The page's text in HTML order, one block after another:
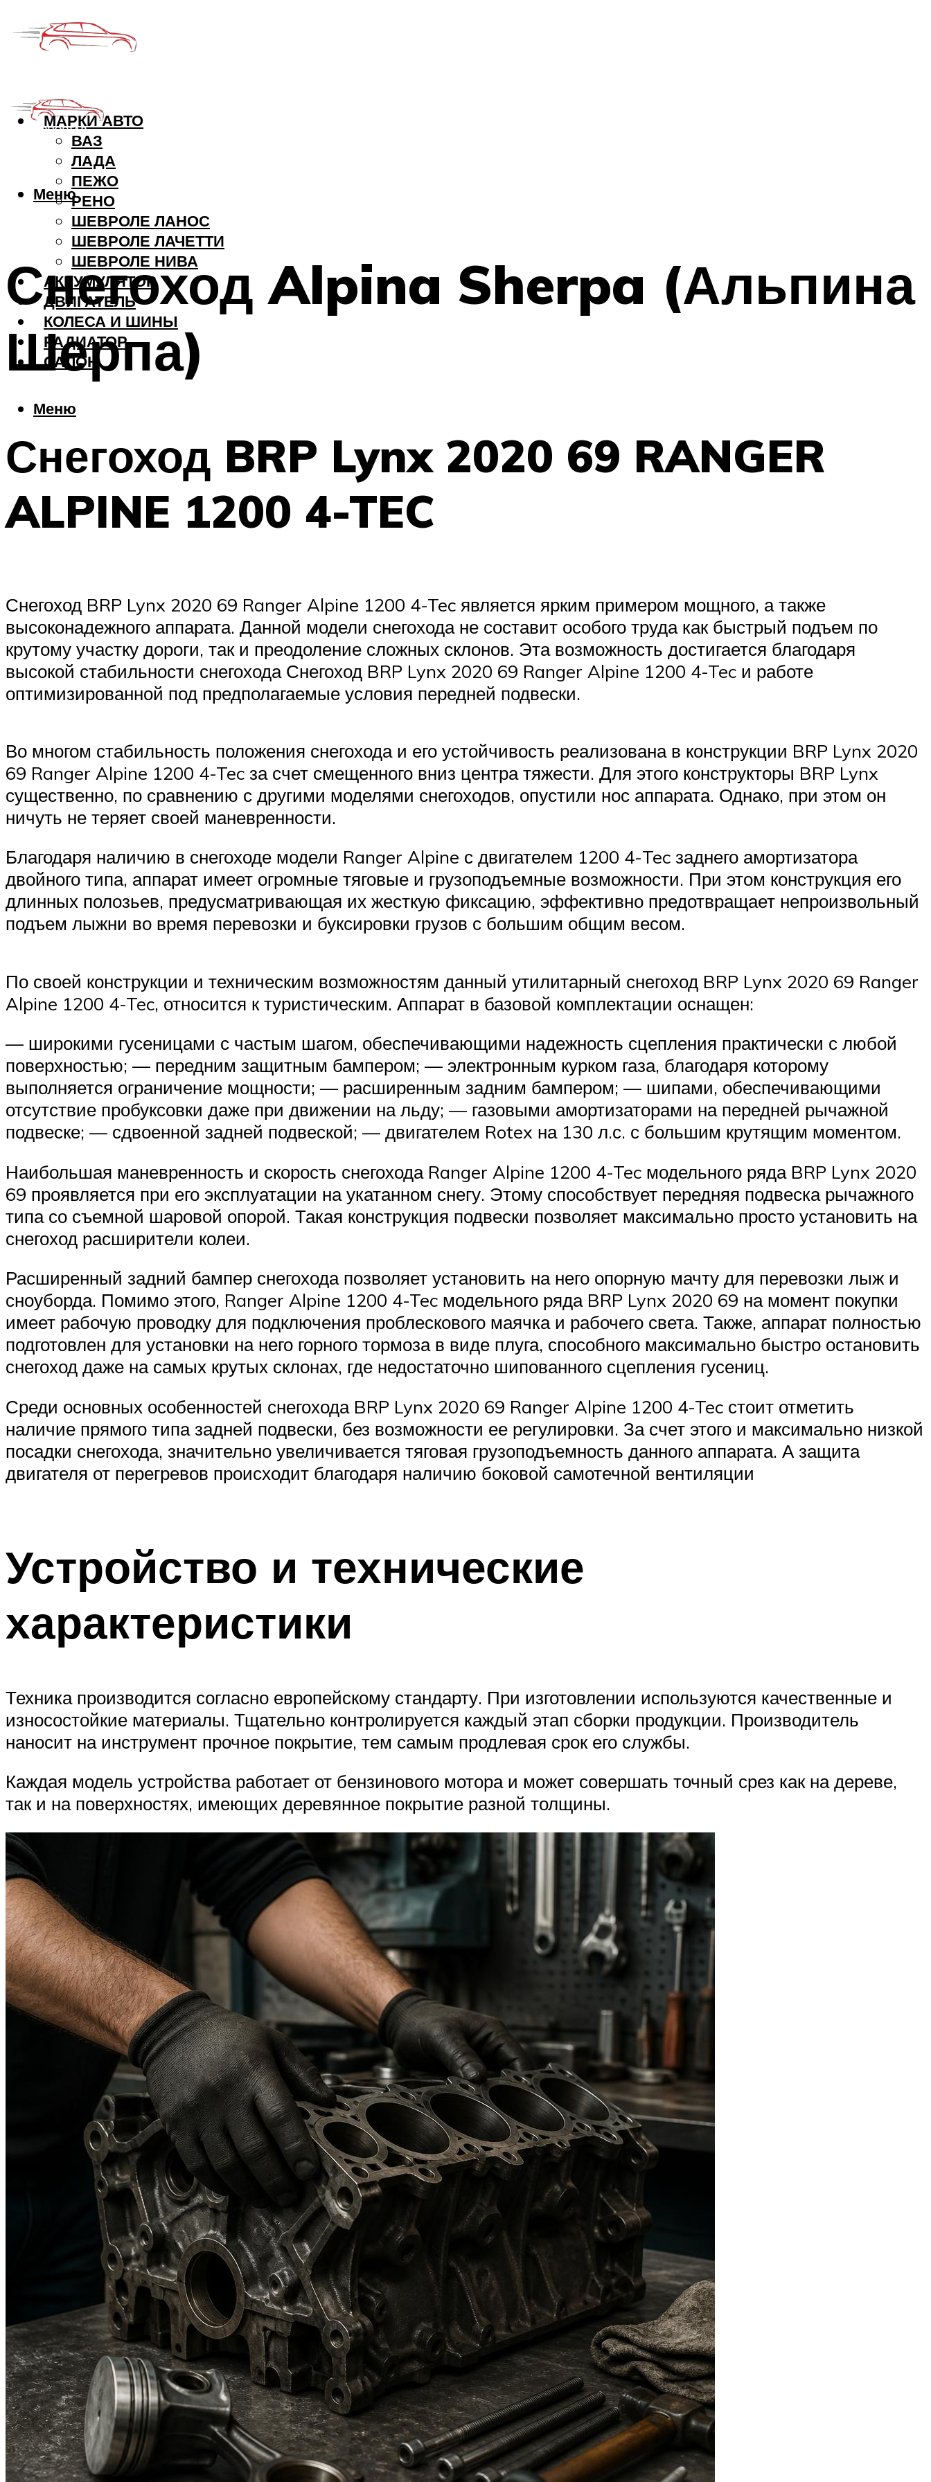
МАРКИ АВТО
ВАЗ
ЛАДА
ПЕЖО
РЕНО
ШЕВРОЛЕ ЛАНОС
ШЕВРОЛЕ ЛАЧЕТТИ
ШЕВРОЛЕ НИВА
АККУМУЛЯТОР
ДВИГАТЕЛЬ
КОЛЕСА И ШИНЫ
РАДИАТОР
САЛОН
Меню
Меню
Снегоход Alpina Sherpa (Альпина
Шерпа)
Снегоход BRP Lynx 2020 69 RANGER
ALPINE 1200 4-TEC
Снегоход BRP Lynx 2020 69 Ranger Alpine 1200 4-Tec является ярким примером мощного, а также
высоконадежного аппарата. Данной модели снегохода не составит особого труда как быстрый подъем по
крутому участку дороги, так и преодоление сложных склонов. Эта возможность достигается благодаря
высокой стабильности снегохода Снегоход BRP Lynx 2020 69 Ranger Alpine 1200 4-Tec и работе
оптимизированной под предполагаемые условия передней подвески.
Во многом стабильность положения снегохода и его устойчивость реализована в конструкции BRP Lynx 2020
69 Ranger Alpine 1200 4-Tec за счет смещенного вниз центра тяжести. Для этого конструкторы BRP Lynx
существенно, по сравнению с другими моделями снегоходов, опустили нос аппарата. Однако, при этом он
ничуть не теряет своей маневренности.
Благодаря наличию в снегоходе модели Ranger Alpine с двигателем 1200 4-Tec заднего амортизатора
двойного типа, аппарат имеет огромные тяговые и грузоподъемные возможности. При этом конструкция его
длинных полозьев, предусматривающая их жесткую фиксацию, эффективно предотвращает непроизвольный
подъем лыжни во время перевозки и буксировки грузов с большим общим весом.
По своей конструкции и техническим возможностям данный утилитарный снегоход BRP Lynx 2020 69 Ranger
Alpine 1200 4-Tec, относится к туристическим. Аппарат в базовой комплектации оснащен:
— широкими гусеницами с частым шагом, обеспечивающими надежность сцепления практически с любой
поверхностью; — передним защитным бампером; — электронным курком газа, благодаря которому
выполняется ограничение мощности; — расширенным задним бампером; — шипами, обеспечивающими
отсутствие пробуксовки даже при движении на льду; — газовыми амортизаторами на передней рычажной
подвеске; — сдвоенной задней подвеской; — двигателем Rotex на 130 л.с. с большим крутящим моментом.
Наибольшая маневренность и скорость снегохода Ranger Alpine 1200 4-Tec модельного ряда BRP Lynx 2020
69 проявляется при его эксплуатации на укатанном снегу. Этому способствует передняя подвеска рычажного
типа со съемной шаровой опорой. Такая конструкция подвески позволяет максимально просто установить на
снегоход расширители колеи.
Расширенный задний бампер снегохода позволяет установить на него опорную мачту для перевозки лыж и
сноуборда. Помимо этого, Ranger Alpine 1200 4-Tec модельного ряда BRP Lynx 2020 69 на момент покупки
имеет рабочую проводку для подключения проблескового маячка и рабочего света. Также, аппарат полностью
подготовлен для установки на него горного тормоза в виде плуга, способного максимально быстро остановить
снегоход даже на самых крутых склонах, где недостаточно шипованного сцепления гусениц.
Среди основных особенностей снегохода BRP Lynx 2020 69 Ranger Alpine 1200 4-Tec стоит отметить
наличие прямого типа задней подвески, без возможности ее регулировки. За счет этого и максимально низкой
посадки снегохода, значительно увеличивается тяговая грузоподъемность данного аппарата. А защита
двигателя от перегревов происходит благодаря наличию боковой самотечной вентиляции
Устройство и технические
характеристики
Техника производится согласно европейскому стандарту. При изготовлении используются качественные и
износостойкие материалы. Тщательно контролируется каждый этап сборки продукции. Производитель
наносит на инструмент прочное покрытие, тем самым продлевая срок его службы.
Каждая модель устройства работает от бензинового мотора и может совершать точный срез как на дереве,
так и на поверхностях, имеющих деревянное покрытие разной толщины.